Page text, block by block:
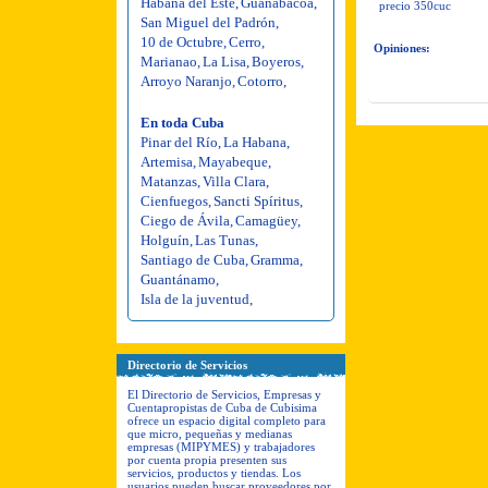
San Miguel del Padrón
10 de Octubre Cerro
Marianao La Lisa Boyeros
Arroyo Naranjo Cotorro
En toda Cuba
Pinar del Río La Habana
Artemisa Mayabeque
Matanzas Villa Clara
Cienfuegos Sancti Spíritus
Ciego de Ávila Camagüey,
Holguín Las Tunas
Santiago de Cuba Gramma
Guantánamo
Isla de la juventud
Directorio de Servicios
El Directorio de Servicios, Empresas y
Cuentapropistas de Cuba de Cubisima
ofrece un espacio digital completo para
que micro, pequeñas y medianas
empresas (MIPYMES) y trabajadores
por cuenta propia presenten sus
servicios, productos y tiendas. Los
usuarios pueden buscar proveedores por
precio 350cuc
Opiniones: